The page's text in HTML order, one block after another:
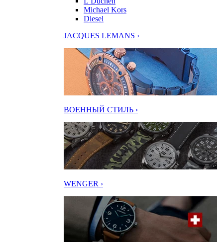
Michael Kors
Diesel
JACQUES LEMANS ›
ВОЕННЫЙ СТИЛЬ ›
WENGER ›